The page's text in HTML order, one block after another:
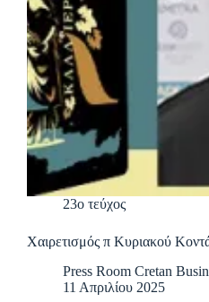
23ο τεύχος
Χαιρετισμός π Κυριακού
Press Room Cretan
11 Απριλίου 2025